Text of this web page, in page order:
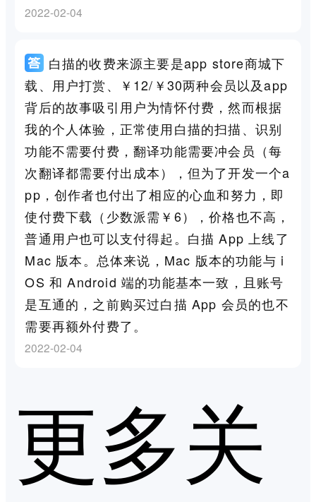
2022-02-04
白描的收费来源主要是app store商城下
载、用户打赏、￥12/￥30两种会员以及app
背后的故事吸引用户为情怀付费，然而根据
我的个人体验，正常使用白描的扫描、识别
功能不需要付费，翻译功能需要冲会员（每
次翻译都需要付出成本），但为了开发一个a
pp，创作者也付出了相应的心血和努力，即
使付费下载（少数派需￥6），价格也不高，
普通用户也可以支付得起。白描 App 上线了
Mac 版本。总体来说，Mac 版本的功能与 i
OS 和 Android 端的功能基本一致，且账号
是互通的，之前购买过白描 App 会员的也不
需要再额外付费了。
2022-02-04
更多关